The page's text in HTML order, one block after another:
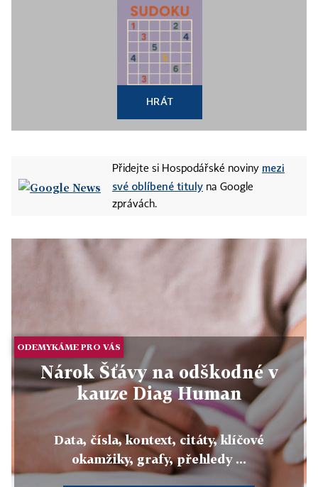
HRÁT
Přidejte si Hospodářské noviny mezi
své oblíbené tituly na Google
zprávách.
ODEMYKÁME PRO VÁS
Nárok Šťávy na odškodné v
kauze Diag Human
Data, čísla, kontext, citáty, klíčové
okamžiky, grafy, přehledy ...